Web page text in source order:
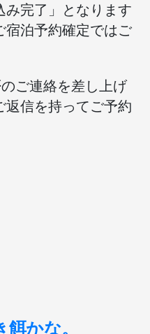
み完了」となります
宿泊予約確定ではご
ご連絡を差し上げ
返信を持ってご予約
かな。